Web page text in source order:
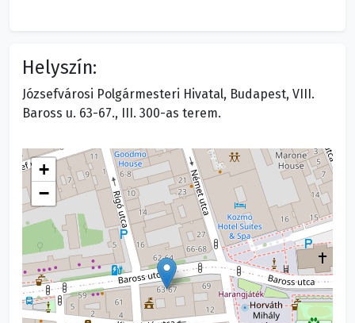
Helyszín:
Józsefvárosi Polgármesteri Hivatal, Budapest, VIII.
Baross u. 63-67., III. 300-as terem.
+
−